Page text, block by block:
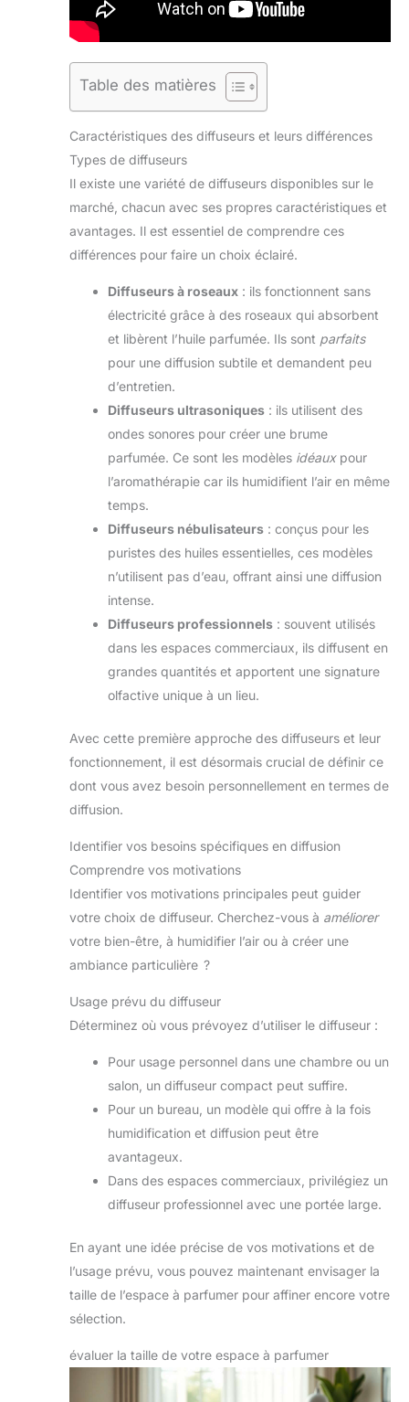
Table des matières
Caractéristiques des diffuseurs et leurs différences
Types de diffuseurs
Il existe une variété de diffuseurs disponibles sur le
marché, chacun avec ses propres caractéristiques et
avantages. Il est essentiel de comprendre ces
différences pour faire un choix éclairé.
Diffuseurs à roseaux : ils fonctionnent sans
électricité grâce à des roseaux qui absorbent
et libèrent l’huile parfumée. Ils sont parfaits
pour une diffusion subtile et demandent peu
d’entretien.
Diffuseurs ultrasoniques : ils utilisent des
ondes sonores pour créer une brume
parfumée. Ce sont les modèles idéauxpour
l’aromathérapie car ils humidifient l’air en même
temps.
Diffuseurs nébulisateurs : conçus pour les
puristes des huiles essentielles, ces modèles
n’utilisent pas d’eau, offrant ainsi une diffusion
intense.
Diffuseurs professionnels : souvent utilisés
dans les espaces commerciaux, ils diffusent en
grandes quantités et apportent une signature
olfactive unique à un lieu.
Avec cette première approche des diffuseurs et leur
fonctionnement, il est désormais crucial de définir ce
dont vous avez besoin personnellement en termes de
diffusion.
Identifier vos besoins spécifiques en diffusion
Comprendre vos motivations
Identifier vos motivations principales peut guider
votre choix de diffuseur. Cherchez-vous à améliorer
votre bien-être, à humidifier l’air ou à créer une
ambiance particulière ?
Usage prévu du diffuseur
Déterminez où vous prévoyez d’utiliser le diffuseur :
Pour usage personnel dans une chambre ou un
salon, un diffuseur compact peut suffire.
Pour un bureau, un modèle qui offre à la fois
humidification et diffusion peut être
avantageux.
Dans des espaces commerciaux, privilégiez un
diffuseur professionnel avec une portée large.
En ayant une idée précise de vos motivations et de
l’usage prévu, vous pouvez maintenant envisager la
taille de l’espace à parfumer pour affiner encore votre
sélection.
évaluer la taille de votre espace à parfumer